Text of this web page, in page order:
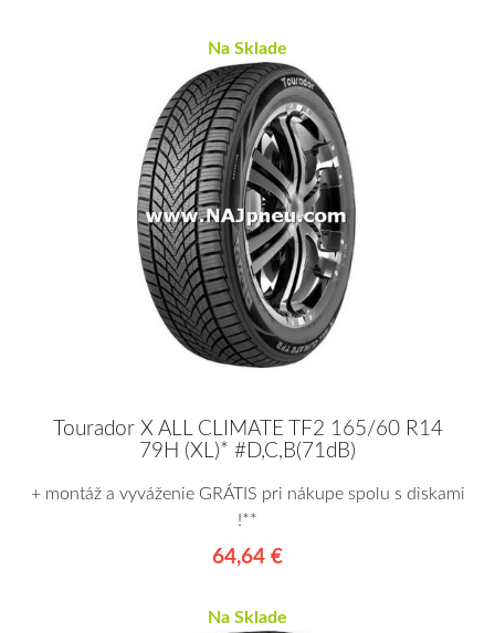
Na Sklade
Tourador X ALL CLIMATE TF2 165/60 R14
79H (XL)* #D,C,B(71dB)
+ montáž a vyváženie GRÁTIS pri nákupe spolu s diskami
!**
64,64 €
Na Sklade